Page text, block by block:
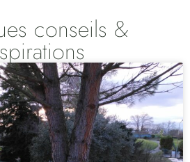
conseils &